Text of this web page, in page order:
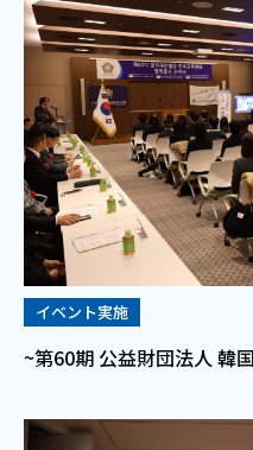
イベント実施
~第60期 公益財団法人 韓